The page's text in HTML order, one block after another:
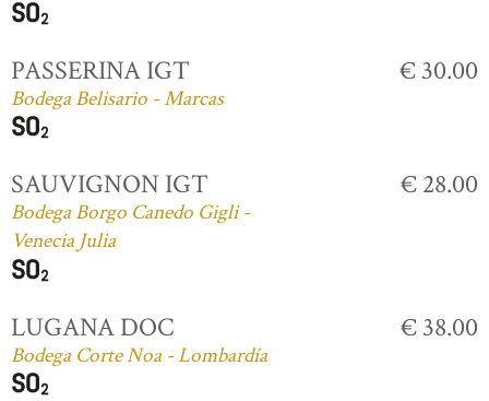
PASSERINA IGT
Bodega Belisario - Marcas
€ 30.00
SAUVIGNON IGT
Bodega Borgo Canedo Gigli -
Venecia Julia
€ 28.00
LUGANA DOC
Bodega Corte Noa - Lombardía
€ 38.00